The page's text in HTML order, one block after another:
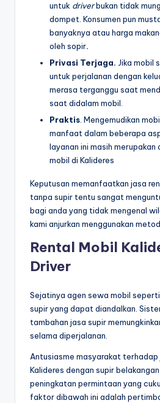
untuk driverbukan tidak
dompet. Konsumen pun
banyaknya atau harga
oleh sopir.
Privasi Terjaga. Jika mobil
untuk perjalanan dengan
merasa terganggu saat
saat didalam mobil.
Praktis. Mengemudikan
manfaat dalam beberapa
layanan ini masih merupakan
mobil di Kalideres
Keputusan memanfaatkan jasa
tanpa supir tentu sangat
bagi anda yang tidak mengenal
kami anjurkan menggunakan
Rental Mobil
Driver
Sejatinya agen sewa mobil seperti
supir yang dapat diandalkan.
tambahan jasa supir
selama diperjalanan.
Antusiasme masyarakat terhadap
Kalideres dengan supir
peningkatan permintaan yang
faktor dibawah ini adalah